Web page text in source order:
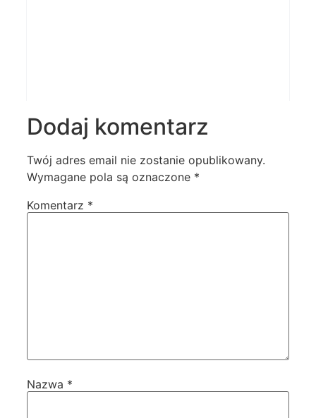
Dodaj komentarz
Twój adres email nie zostanie opublikowany.
Wymagane pola są oznaczone *
Komentarz *
Nazwa *